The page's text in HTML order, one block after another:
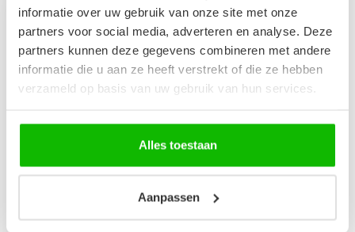
informatie over uw gebruik van onze site met onze
partners voor social media, adverteren en analyse. Deze
partners kunnen deze gegevens combineren met andere
informatie die u aan ze heeft verstrekt of die ze hebben
verzameld op basis van uw gebruik van hun services.
Alles toestaan
Aanpassen
Wastafel Angela 60cm